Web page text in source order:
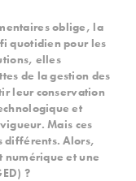
oblige, la
quotidien pour les
elles
de la gestion des
leur conservation
et
Mais ces
différents. Alors,
et une
?